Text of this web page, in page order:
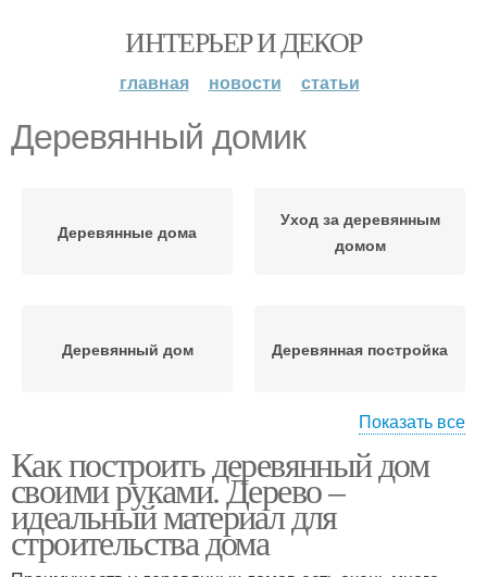
ИНТЕРЬЕР И ДЕКОР
главная новости статьи
Деревянный домик
Деревянные дома
Уход за деревянным
домом
Деревянный дом Деревянная постройка
Пляжный домик Японский домик
Показать все
Как построить деревянный дом
своими руками. Дерево –
идеальный материал для
строительства дома